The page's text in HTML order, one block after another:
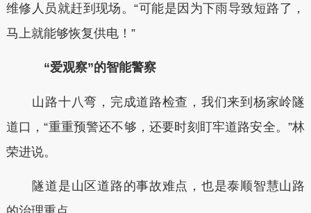
维修人员就赶到现场。“可能是因为下雨导致短路了，
马上就能够恢复供电！”
“爱观察”的智能警察
山路十八弯，完成道路检查，我们来到杨家岭隧
道口，“重重预警还不够，还要时刻盯牢道路安全。”林
荣进说。
隧道是山区道路的事故难点，也是泰顺智慧山路